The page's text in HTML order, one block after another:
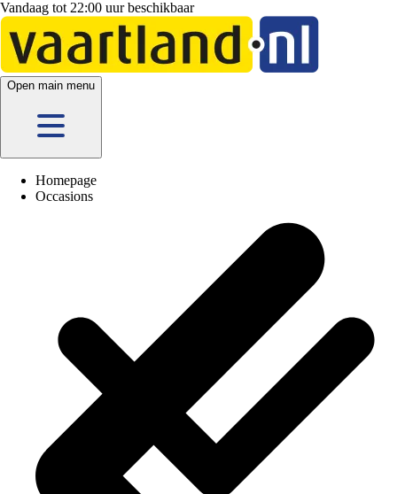
Vandaag tot 22:00 uur beschikbaar
Open main menu
Homepage
Occasions